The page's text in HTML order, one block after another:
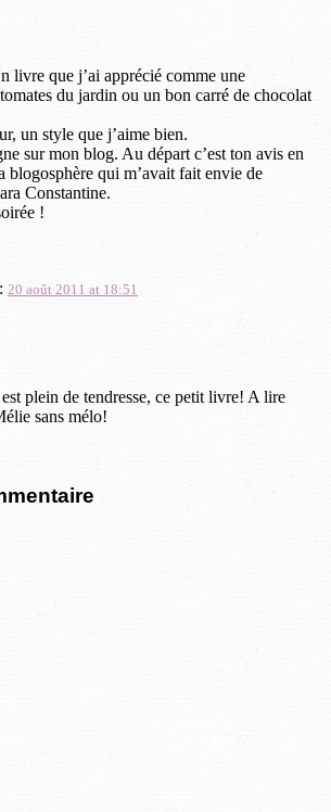
livre que j’ai apprécié comme une
du jardin ou un bon carré de chocolat
un style que j’aime bien.
sur mon blog. Au départ c’est ton avis en
blogosphère qui m’avait fait envie de
Constantine.
!
20 août 2011 at 18:51
plein de tendresse, ce petit livre! A lire
sans mélo!